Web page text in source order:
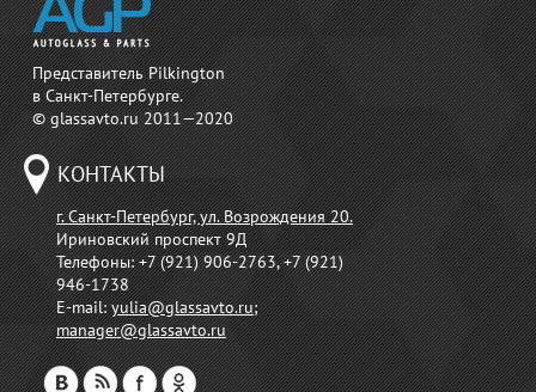
Представитель Pilkington
в Санкт-Петербурге.
© glassavto.ru 2011—2020
КОНТАКТЫ
г. Санкт-Петербург, ул. Возрождения 20.
Ириновский проспект 9Д
Телефоны:+7 (921) 906-2763, +7 (921)
946-1738
E-mail:yulia@glassavto.ru;
manager@glassavto.ru